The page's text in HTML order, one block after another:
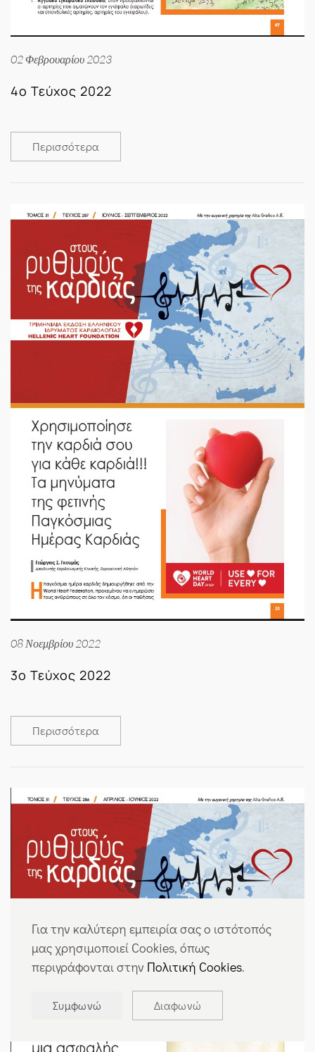
02 Φεβρουαρίου 2023
4ο Τεύχος 2022
Περισσότερα
08 Νοεμβρίου 2022
3ο Τεύχος 2022
Περισσότερα
Για την καλύτερη εμπειρία σας ο ιστότοπός
μας χρησιμοποιεί Cookies, όπως
περιγράφονται στην Πολιτική Cookies.
Συμφωνώ Διαφωνώ